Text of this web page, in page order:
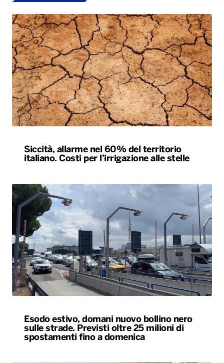
Siccità, allarme nel 60% del territorio
italiano. Costi per l’irrigazione alle stelle
Esodo estivo, domani nuovo bollino nero
sulle strade. Previsti oltre 25 milioni di
spostamenti fino a domenica